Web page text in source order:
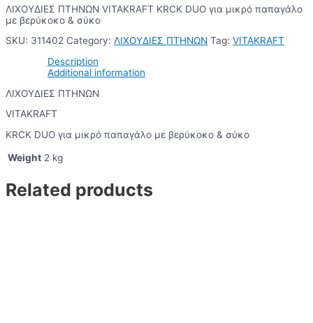
ΛΙΧΟΥΔΙΕΣ ΠΤΗΝΩΝ VITAKRAFT KRCK DUO για μικρό παπαγάλο
με βερύκοκο & σύκο
SKU: 311402 Category: ΛΙΧΟΥΔΙΕΣ ΠΤΗΝΩΝ Tag: VITAKRAFT
Description
Additional information
ΛΙΧΟΥΔΙΕΣ ΠΤΗΝΩΝ
VITAKRAFT
KRCK DUO για μικρό παπαγάλο με βερύκοκο & σύκο
Weight 2 kg
Related products